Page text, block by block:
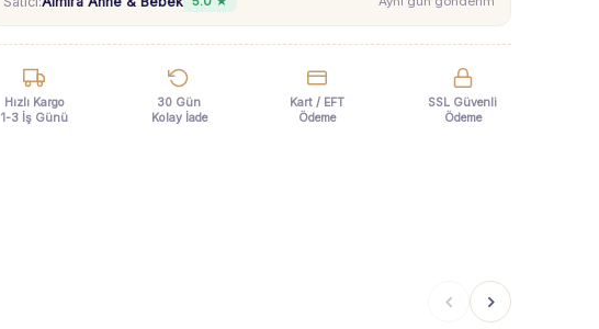
Hızlı Kargo
1-3 İş Günü
30 Gün
Kolay İade
Kart / EFT
Ödeme
SSL Güvenli
Ödeme